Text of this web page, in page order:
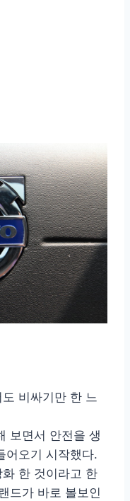
비싸기만 한 느
보면서 안전을 생
어오기 시작했다.
한 것이라고 한
드가 바로 볼보인